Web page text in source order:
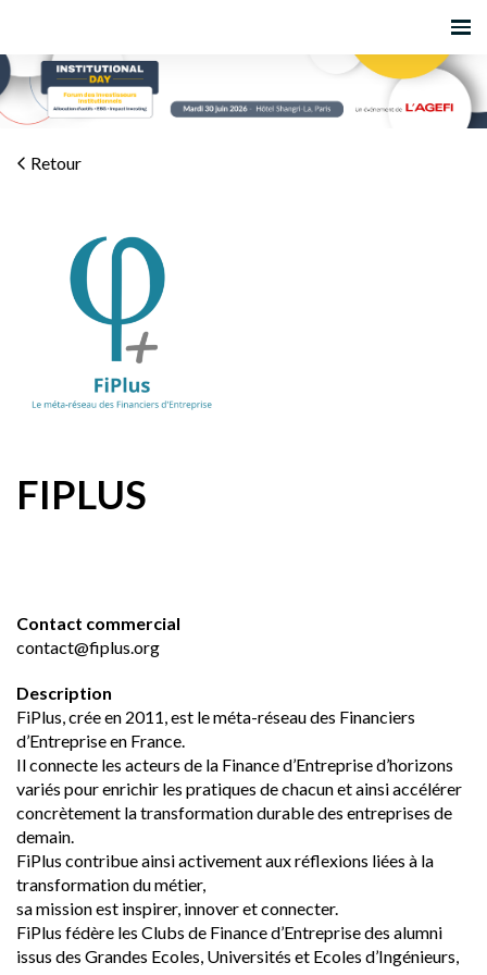
Retour
FIPLUS
Contact commercial
contact@fiplus.org
Description
FiPlus, crée en 2011, est le méta-réseau des Financiers
d’Entreprise en France.
Il connecte les acteurs de la Finance d’Entreprise d’horizons
variés pour enrichir les pratiques de chacun et ainsi accélérer
concrètement la transformation durable des entreprises de
demain.
FiPlus contribue ainsi activement aux réflexions liées à la
transformation du métier,
sa mission est inspirer, innover et connecter.
FiPlus fédère les Clubs de Finance d’Entreprise des alumni
issus des Grandes Ecoles, Universités et Ecoles d’Ingénieurs,